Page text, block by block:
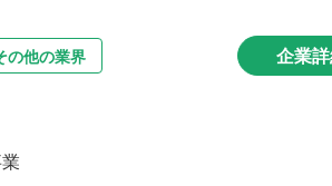
の他の業界
企業